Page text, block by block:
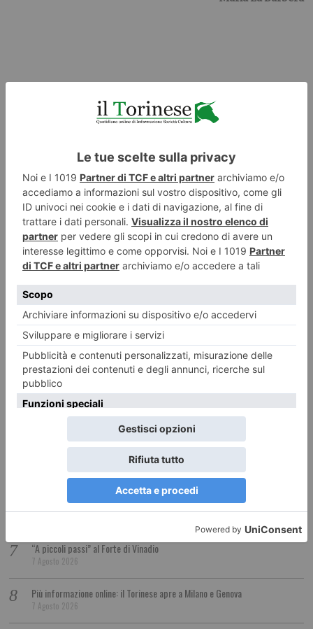
7 Agosto 2026
Siccità, il Piemonte chiederà lo stato di calamità naturale
7 Agosto 2026
Coppa del Presidente al Golf Club Sestrieres per la ricerca
7 Agosto 2026
Camion perde il carico sulla rotatoria di Candiolo
Ennio Caretto: Gli “Anni furenti” degli Usa
7 Agosto 2026
I sindaci dei Comuni olimpici chiedono garanzie per il servizio pediatrico
“A piccoli passi” al Forte di Vinadio
7 Agosto 2026
Più informazione online: il Torinese apre a Milano e Genova
7 Agosto 2026